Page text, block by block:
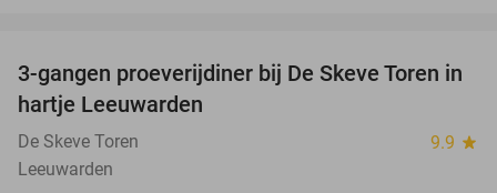
45%
3-gangen proeverijdiner bij De Skeve Toren in
hartje Leeuwarden
De Skeve Toren 9.9 star
Leeuwarden